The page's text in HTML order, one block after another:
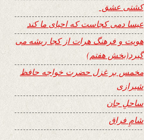
کشتی عشق
عیسا دمی کجاست که احیای ما کند
هویت و فرهنگ هرات از کجا ریشه می
گیرد(بخش هفتم)
مخمس بر غزل حضرت خواجه حافظ
شیرازی
ساحلِ جان
شامِ فراق